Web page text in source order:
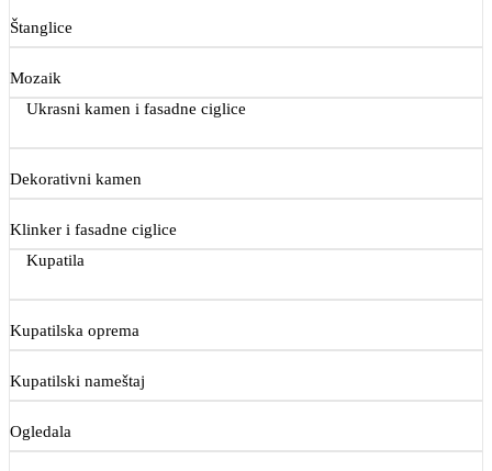
Štanglice
Mozaik
Ukrasni kamen i fasadne ciglice
Dekorativni kamen
Klinker i fasadne ciglice
Kupatila
Kupatilska oprema
Kupatilski nameštaj
Ogledala